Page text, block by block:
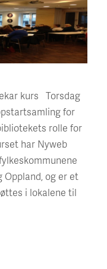
kurs Torsdag
for
rolle for
har Nyweb
Oppland, og er et
i lokalene til